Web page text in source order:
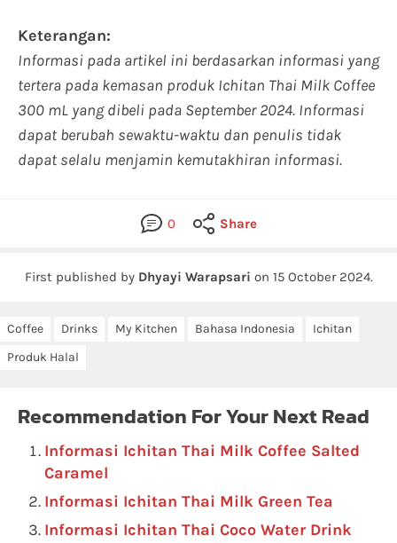
Keterangan:
Informasi pada artikel ini berdasarkan informasi yang
tertera pada kemasan produk Ichitan Thai Milk Coffee
300 mL yang dibeli pada September 2024. Informasi
dapat berubah sewaktu-waktu dan penulis tidak
dapat selalu menjamin kemutakhiran informasi.
0 Share
First published by Dhyayi Warapsari on 15 October 2024.
Coffee Drinks My Kitchen Bahasa Indonesia
Ichitan
Produk Halal
Recommendation For Your Next Read
Informasi Ichitan Thai Milk Coffee Salted
Caramel
Informasi Ichitan Thai Milk Green Tea
Informasi Ichitan Thai Coco Water Drink